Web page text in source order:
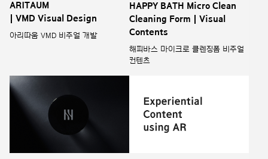
ARITAUM
| VMD Visual Design
아리따움 VMD 비주얼 개발
HAPPY BATH Micro Clean
Cleaning Form | Visual
Contents
해피바스 마이크로 클렌징폼 비주얼
컨텐츠